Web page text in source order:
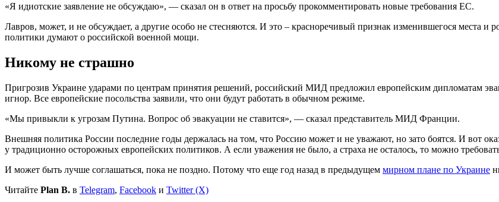
«Я идиотские заявление не обсуждаю», — сказал он в ответ на просьбу прокомментировать новые требования ЕС.
Лавров, может, и не обсуждает, а другие особо не стесняются. И это – красноречивый признак изменившегося места
политики думают о российской военной мощи.
Никому не страшно
Пригрозив Украине ударами по центрам принятия решений, российский МИД предложил европейским дипломатам
игнор. Все европейские посольства заявили, что они будут работать в обычном режиме.
«Мы привыкли к угрозам Путина. Вопрос об эвакуации не ставится», — сказал представитель МИД Франции.
Внешняя политика России последние годы держалась на том, что Россию может и не уважают, но зато боятся. И вот
у традиционно осторожных европейских политиков. А если уважения не было, а страха не осталось, то можно
И может быть лучше соглашаться, пока не поздно. Потому что еще год назад в предыдущем мирном плане по Украине
Читайте Plan B. в Telegram, Facebook и Twitter (X)